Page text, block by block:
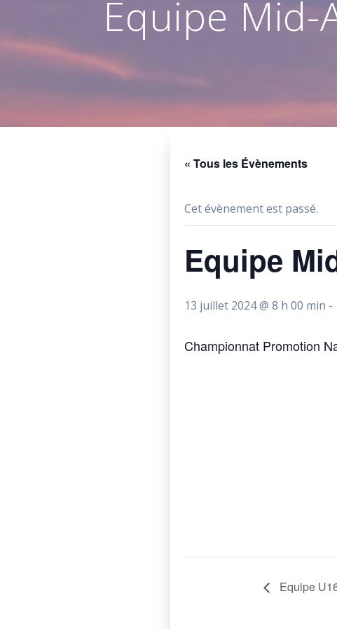
Equipe Mid-
« Tous les Évènements
Cet évènement est passé.
Equipe
13 juillet 2024 @ 8 h 00 min -
Championnat Promotion
Equipe